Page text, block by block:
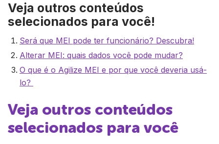
Veja outros conteúdos
selecionados para você!
Será que MEI pode ter funcionário? Descubra!
Alterar MEI: quais dados você pode mudar?
O que é o Agilize MEI e por que você deveria usá-
lo?
Veja outros conteúdos
selecionados para você